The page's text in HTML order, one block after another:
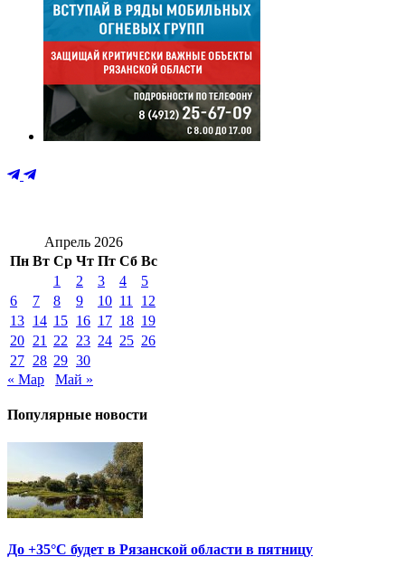
Апрель 2026
Пн Вт Ср Чт Пт Сб Вс
1
2 3 4
5
6
7 8 9 10 11
12
13 14 15 16 17 18 19
20 21 22 23 24 25 26
27 28 29 30
« Мар
Май »
Популярные новости
До +35°С будет в Рязанской области в пятницу